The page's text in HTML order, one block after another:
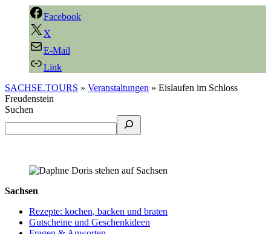
Facebook
X
E-Mail
Link
SACHSE.TOURS » Veranstaltungen » Eislaufen im Schloss
Freudenstein
Suchen
Sachsen
Rezepte: kochen, backen und braten
Gutscheine und Geschenkideen